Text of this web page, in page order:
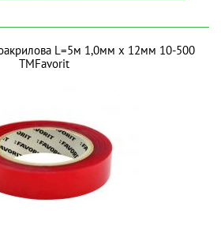
L=5м 1,0мм х 12мм 10-500
ТМFavorit